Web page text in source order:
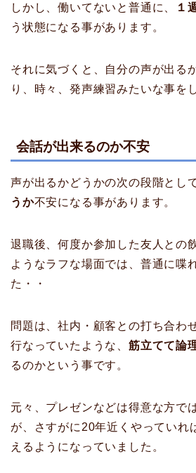
しかし、働いてないと普通に、 １
う状態になる事があります。
それに気づくと、自分の声が出る
り、時々、発声練習みたいな事を
会話が出来るのか不安
声が出るかどうかの次の段階として
うか不安になる事があります。
退職後、何度か参加した友人との
ようなラフな場面では、普通に喋
た・・
問題は、社内・顧客との打ち合わ
行なっていたような、 筋立てて論
るのかという事です。
元々、プレゼンなどは得意な方で
が、さすがに20年近くやっていれ
えるようになっていました。